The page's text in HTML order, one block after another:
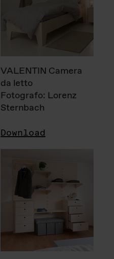
VALENTIN Camera
da letto
Fotografo: Lorenz
Sternbach
Download